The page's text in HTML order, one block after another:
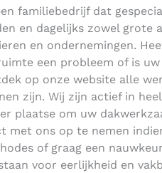
familiebedrijf dat
en dagelijks zowel grote
en ondernemingen.
een probleem of is
op onze website alle
zijn. Wij zijn actief in
plaatse om uw
met ons op te nemen
of graag een
voor eerlijkheid en